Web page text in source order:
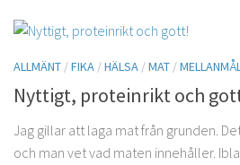
ALLMÄNT /FIKA /HÄLSA /MAT /
Nyttigt, proteinrikt och
Jag gillar att laga mat från grunden.
och man vet vad maten innehåller.